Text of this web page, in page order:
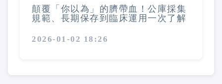
顛覆「你以為」的臍帶血！公庫採集
規範、長期保存到臨床運用一次了解
2026-01-02 18:26